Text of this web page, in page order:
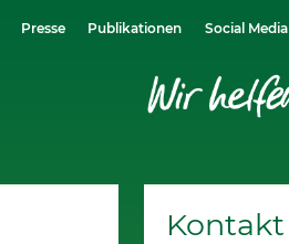
Presse Publikationen Social Media
Kontakt